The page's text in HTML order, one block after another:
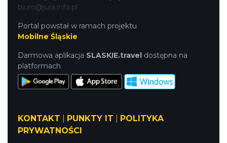
biuro@jura.info.pl
Portal powstał w ramach projektu
Mobilne Śląskie
Darmowa aplikacja SLASKIE.travel dostępna na
platformach
KONTAKT PUNKTY IT
POLITYKA
PRYWATNOŚCI